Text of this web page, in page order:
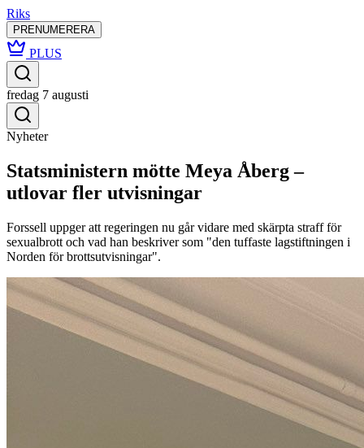
Riks
PRENUMERERA
PLUS
fredag 7 augusti
Nyheter
Statsministern mötte Meya Åberg –
utlovar fler utvisningar
Forssell uppger att regeringen nu går vidare med skärpta straff för
sexualbrott och vad han beskriver som "den tuffaste lagstiftningen i
Norden för brottsutvisningar".